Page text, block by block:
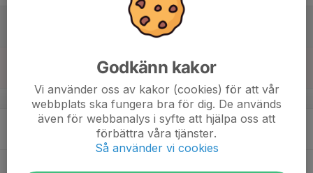
GÅ Fotboll
Arenan Brynet
v.47
Godkänn kakor
Vi använder oss av kakor (cookies) för att vår
webbplats ska fungera bra för dig. De används
även för webbanalys i syfte att hjälpa oss att
förbättra våra tjänster.
Så använder vi cookies